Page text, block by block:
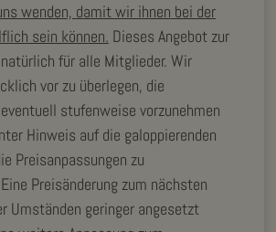
wenden, damit wir ihnen bei der
sein können. Dieses Angebot zur
für alle Mitglieder. Wir
vor zu überlegen, die
stufenweise vorzunehmen
Hinweis auf die galoppierenden
Preisanpassungen zu
Preisänderung zum nächsten
Umständen geringer angesetzt